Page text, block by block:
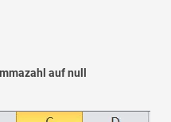
auf null